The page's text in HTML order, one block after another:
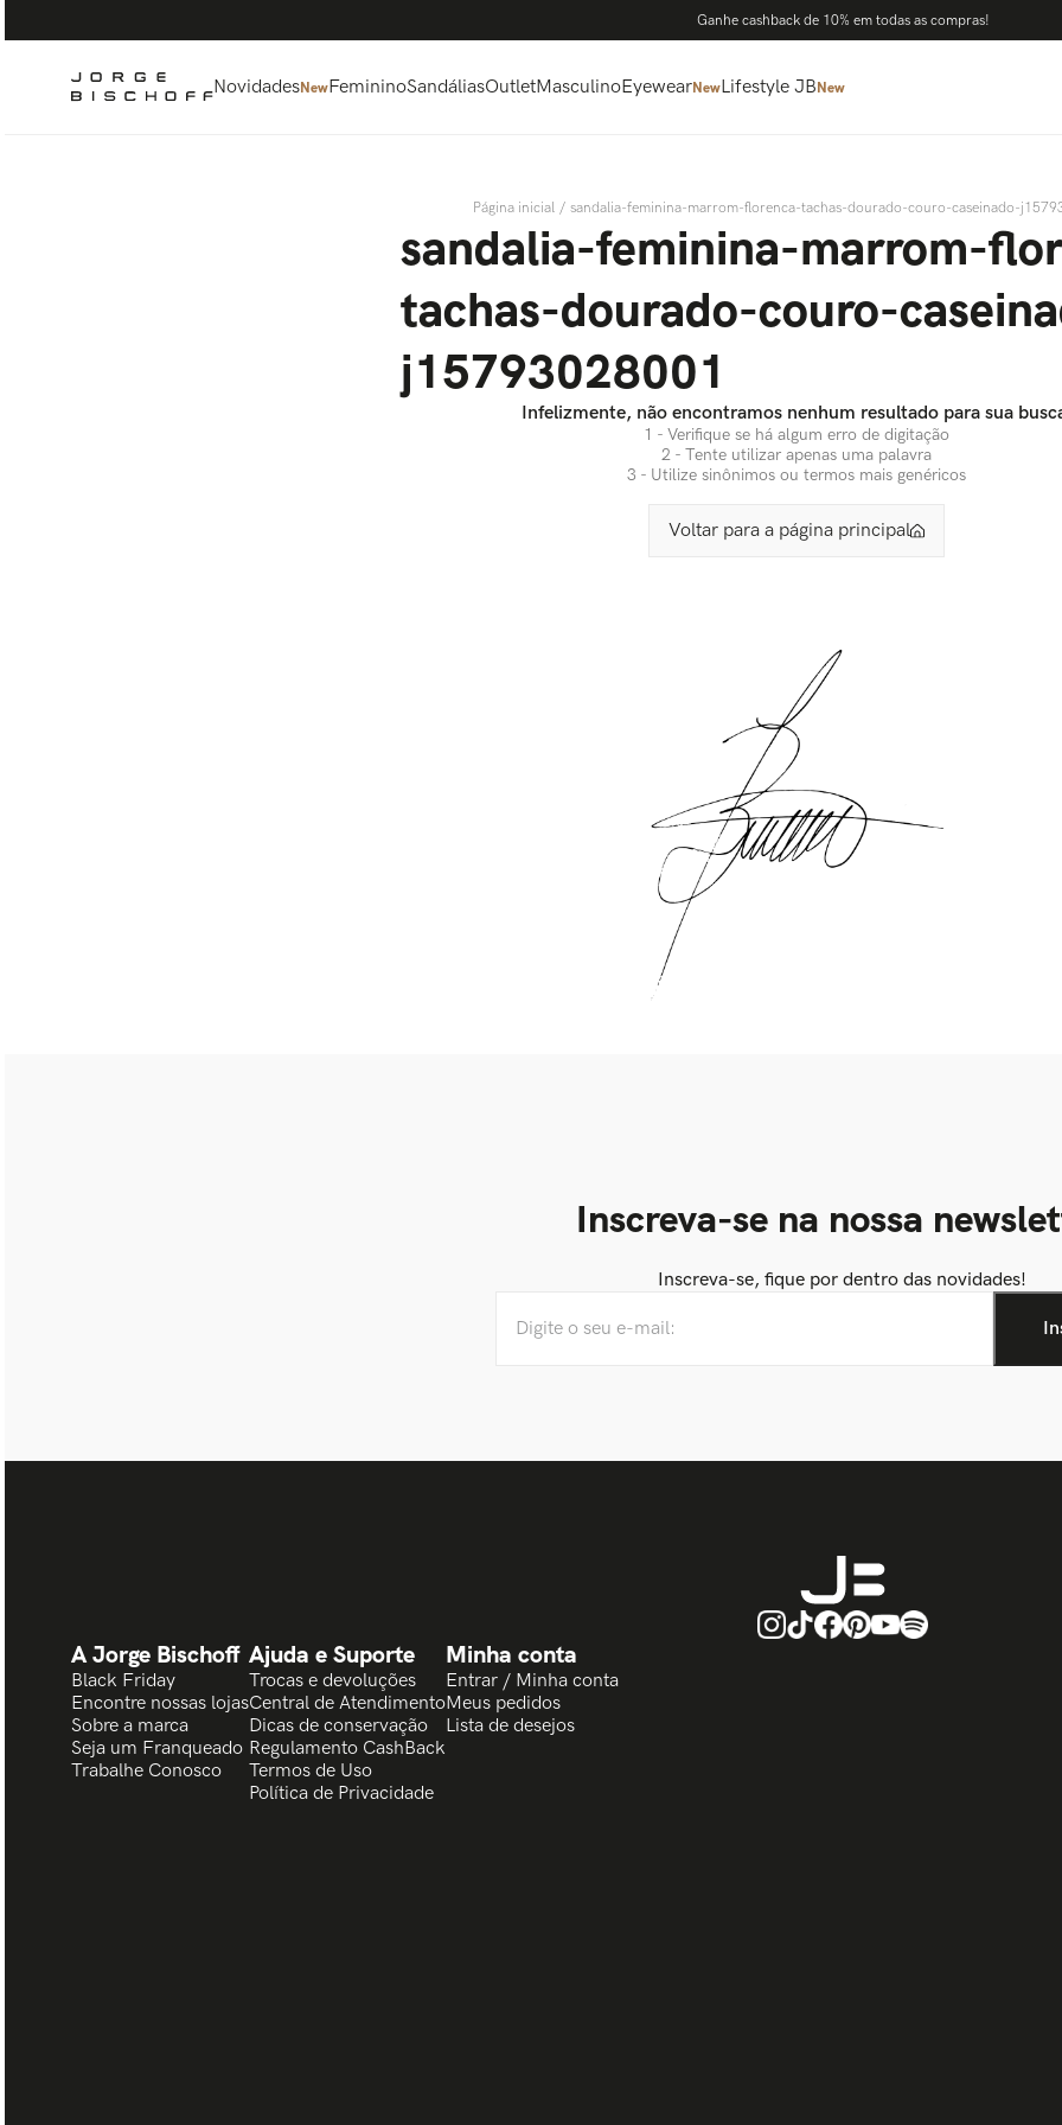
Ganhe cashback de 10% em todas as compras!
NovidadesNewFemininoSandáliasOutletMasculinoEyewearNewLifestyle JBNew
sandalia-feminina-marrom-florenca-tachas-dourado-couro-caseinado-
sandalia-feminina-marrom-
tachas-dourado-couro-
j15793028001
Infelizmente, não encontramos nenhum resultado para sua
1 - Verifique se há algum erro de digitação
2 - Tente utilizar apenas uma palavra
3 - Utilize sinônimos ou termos mais genéricos
Voltar para a página principal
Inscreva-se na nossa
Inscreva-se, fique por dentro das novidades!
A Jorge Bischoff
Black Friday
Encontre nossas lojas
Sobre a marca
Seja um Franqueado
Trabalhe Conosco
Ajuda e Suporte
Trocas e devoluções
Central de Atendimento
Dicas de conservação
Regulamento CashBack
Termos de Uso
Política de Privacidade
Minha conta
Entrar / Minha conta
Meus pedidos
Lista de desejos
1º bolsa
scarpin